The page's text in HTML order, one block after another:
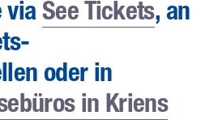
via See Tickets, an
oder in
in Kriens